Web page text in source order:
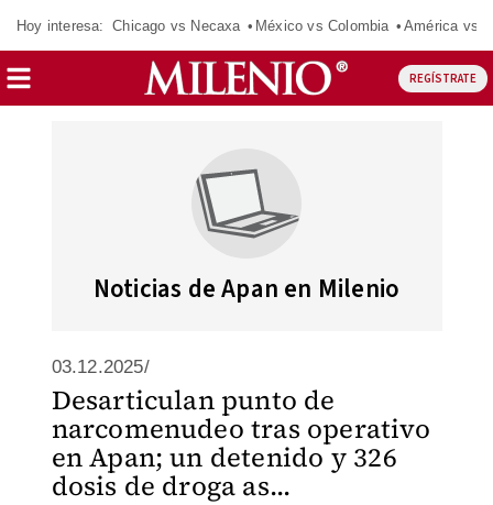
Hoy interesa: Chicago vs Necaxa México vs Colombia América vs
REGÍSTRATE
Noticias de Apan en Milenio
03.12.2025/
Desarticulan punto de
narcomenudeo tras operativo
en Apan; un detenido y 326
dosis de droga as...